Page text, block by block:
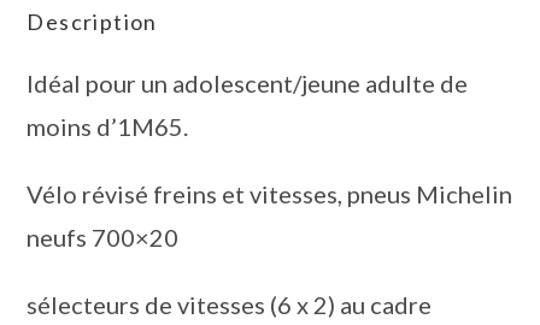
Description
Idéal pour un adolescent/jeune adulte de
moins d’1M65.
Vélo révisé freins et vitesses, pneus Michelin
neufs 700×20
sélecteurs de vitesses (6 x 2) au cadre